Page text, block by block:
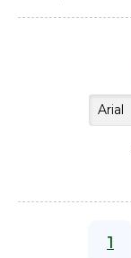
1